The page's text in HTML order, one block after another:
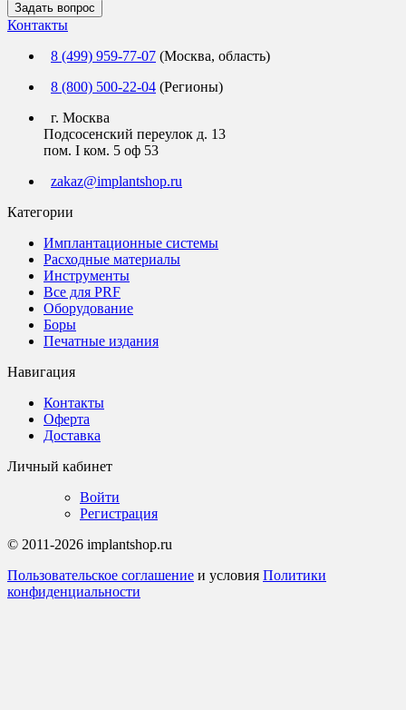
Задать вопрос
Контакты
8 (499) 959-77-07 (Москва, область)
8 (800) 500-22-04 (Регионы)
г. Москва
Подсосенский переулок д. 13
пом. I ком. 5 оф 53
zakaz@implantshop.ru
Категории
Имплантационные системы
Расходные материалы
Инструменты
Все для PRF
Оборудование
Боры
Печатные издания
Навигация
Контакты
Оферта
Доставка
Личный кабинет
Войти
Регистрация
© 2011-2026 implantshop.ru
Пользовательское соглашение и условия Политики
конфиденциальности